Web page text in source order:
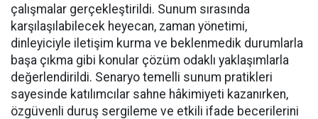
çalışmalar gerçekleştirildi. Sunum sırasında
karşılaşılabilecek heyecan, zaman yönetimi,
dinleyiciyle iletişim kurma ve beklenmedik durumlarla
başa çıkma gibi konular çözüm odaklı yaklaşımlarla
değerlendirildi. Senaryo temelli sunum pratikleri
sayesinde katılımcılar sahne hâkimiyeti kazanırken,
özgüvenli duruş sergileme ve etkili ifade becerilerini